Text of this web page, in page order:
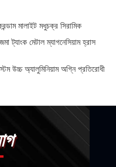
মালাইট মধুচক্র সিরামিক
ট্যাংক মেটাল ম্যাগনেসিয়াম হ্রাস
উচ্চ অ্যালুমিনিয়াম অগ্নি প্রতিরোধী